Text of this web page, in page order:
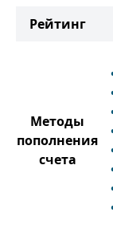
Рейтинг
Методы
пополнения
счета